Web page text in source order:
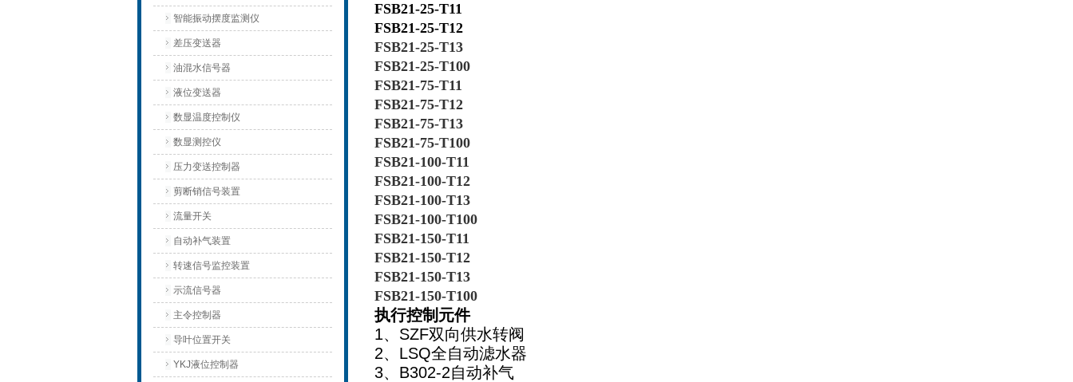
智能振动摆度监测仪
差压变送器
油混水信号器
液位变送器
数显温度控制仪
数显测控仪
压力变送控制器
剪断销信号装置
流量开关
自动补气装置
转速信号监控装置
示流信号器
主令控制器
导叶位置开关
YKJ液位控制器
FSB21-25-T11
FSB21-25-T12
FSB21-25-T13
FSB21-25-T100
FSB21-75-T11
FSB21-75-T12
FSB21-75-T13
FSB21-75-T100
FSB21-100-T11
FSB21-100-T12
FSB21-100-T13
FSB21-100-T100
FSB21-150-T11
FSB21-150-T12
FSB21-150-T13
FSB21-150-T100
执行控制元件
1、SZF双向供水转阀
2、LSQ全自动滤水器
3、B302-2自动补气